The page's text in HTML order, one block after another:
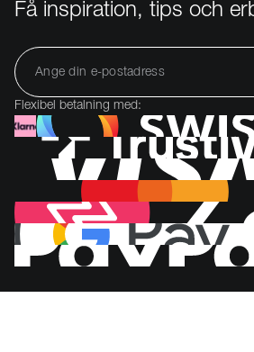
Få inspiration, tips och
Flexibel betalning med: